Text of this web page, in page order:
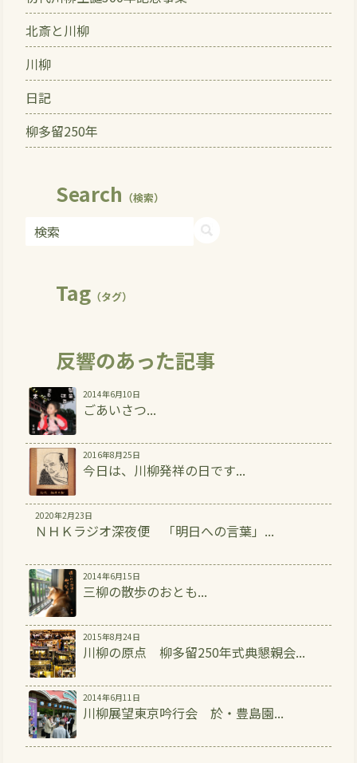
北斎と川柳
川柳
日記
柳多留250年
Search （検索）
Tag（タグ）
反響のあった記事
2014年6月10日
ごあいさつ...
2016年8月25日
今日は、川柳発祥の日です...
2020年2月23日
ＮＨＫラジオ深夜便 「明日への言葉」...
2014年6月15日
三柳の散歩のおとも...
2015年8月24日
川柳の原点 柳多留250年式典懇親会...
2014年6月11日
川柳展望東京吟行会 於・豊島園...